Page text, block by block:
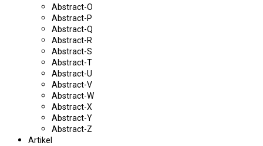
Abstract-O
Abstract-P
Abstract-Q
Abstract-R
Abstract-S
Abstract-T
Abstract-U
Abstract-V
Abstract-W
Abstract-X
Abstract-Y
Abstract-Z
Artikel